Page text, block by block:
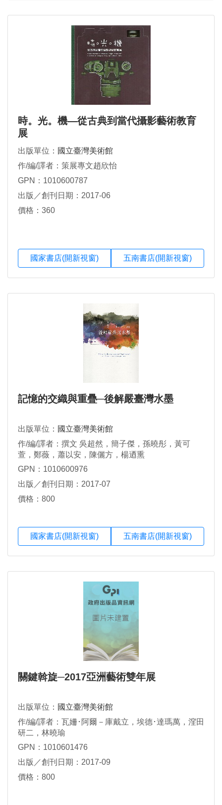
時。光。機—從古典到當代攝影藝術教育
展
出版單位： 國立臺灣美術館
作/編/譯者：策展專文趙欣怡
GPN：1010600787
出版／創刊日期：2017-06
價格：360
國家書店(開新視窗) 五南書店(開新視窗)
記憶的交織與重疊─後解嚴臺灣水墨
出版單位： 國立臺灣美術館
作/編/譯者：撰文 吳超然，簡子傑，孫曉彤，黃可
萱，鄭薇，蕭以安，陳儷方，楊迺熏
GPN：1010600976
出版／創刊日期：2017-07
價格：800
國家書店(開新視窗) 五南書店(開新視窗)
關鍵斡旋─2017亞洲藝術雙年展
出版單位： 國立臺灣美術館
作/編/譯者：瓦姍･阿爾－庫戴立，埃德･達瑪萬，漥田
研二，林曉瑜
GPN：1010601476
出版／創刊日期：2017-09
價格：800